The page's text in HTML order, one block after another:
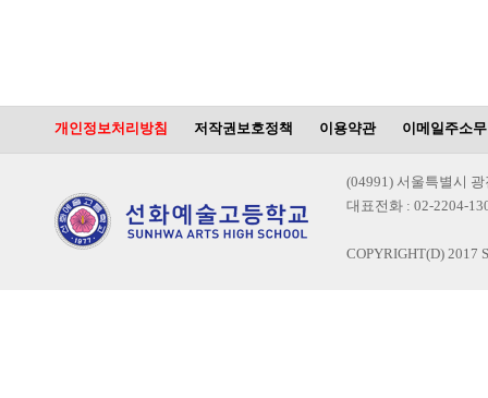
개인정보처리방침 저작권보호정책 이용약관 이메일주소
(04991) 서울특별시
대표전화 : 02-2204-
COPYRIGHT(D) 2017